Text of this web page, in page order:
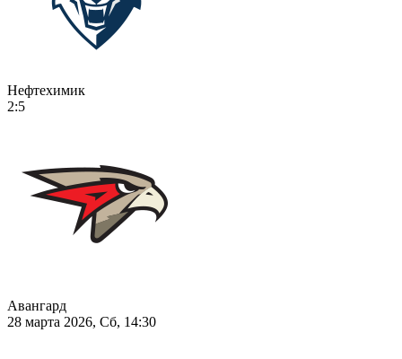
Нефтехимик
2:5
Авангард
28 марта 2026, Сб, 14:30